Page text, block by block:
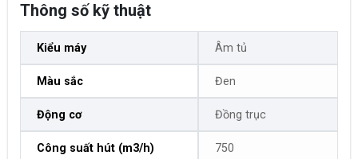
Thông số kỹ thuật
Kiểu máy Âm tủ
Màu sắc Đen
Động cơ Đồng trục
Công suất hút (m3/h) 750